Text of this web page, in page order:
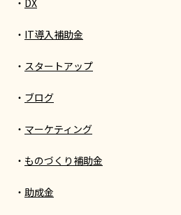
IT導入補助金
スタートアップ
ブログ
マーケティング
ものづくり補助金
助成金